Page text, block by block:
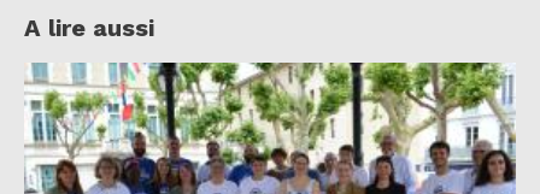
A lire aussi